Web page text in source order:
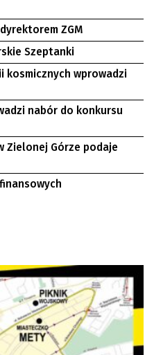
ZGM
Szeptanki
wprowadzi
nabór do konkursu
Zielonej Górze podaje